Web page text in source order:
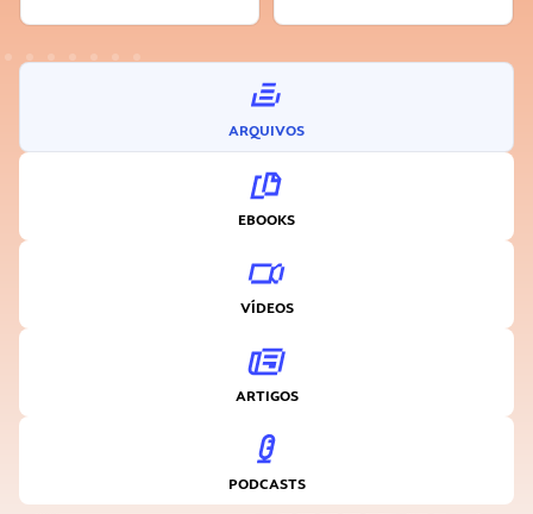
ARQUIVOS
EBOOKS
VÍDEOS
ARTIGOS
PODCASTS